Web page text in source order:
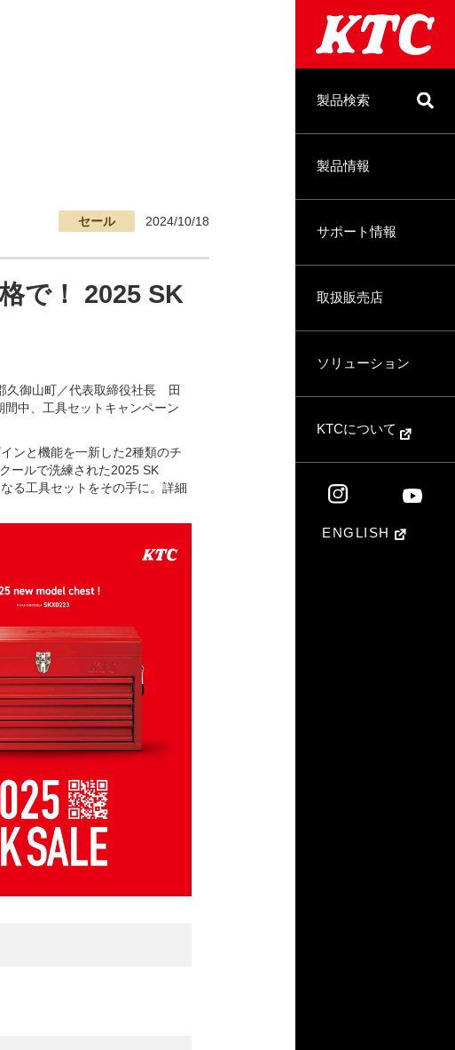
製品検索
製品情報
サポート情報
取扱販売店
ソリューション
KTCについて
ENGLISH
セール 2024/10/18
で！ 2025 SK
久御山町／代表取締役社長 田
中、工具セットキャンペーン
ンと機能を一新した2種類のチ
ールで洗練された2025 SK
る工具セットをその手に。詳細